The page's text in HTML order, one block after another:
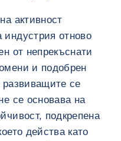
активност
индустрия отново
от непрекъснати
и подобрен
се
се основава на
подкрепена
действа като